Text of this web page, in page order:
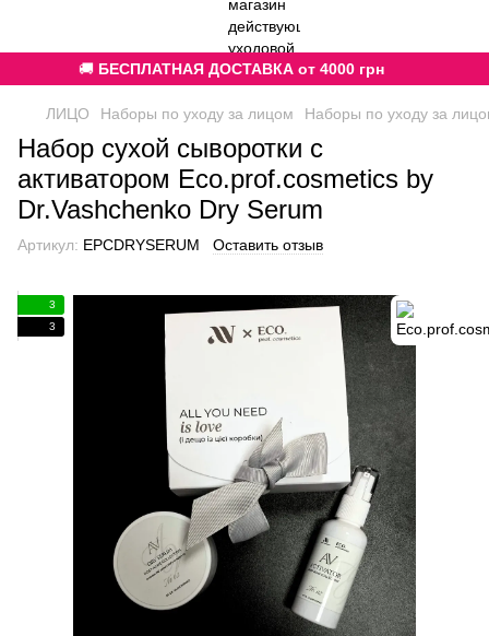
🚚 БЕСПЛАТНАЯ ДОСТАВКА от 4000 грн
ЛИЦО Наборы по уходу за лицом Наборы по уходу за
Набор сухой сыворотки с
активатором Eco.prof.cosmetics by
Dr.Vashchenko Dry Serum
Артикул: EPCDRYSERUM Оставить отзыв
3
3